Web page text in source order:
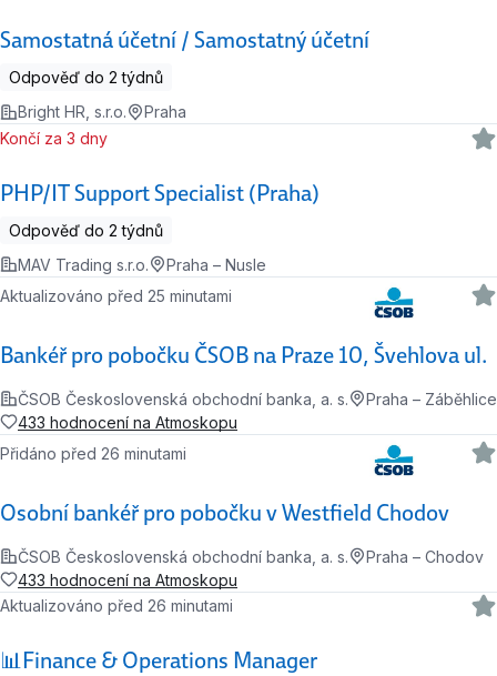
Samostatná účetní / Samostatný účetní
Odpověď do 2 týdnů
Bright HR, s.r.o.
Praha
PHP/IT Support Specialist (Praha)
Končí za 3 dny
Odpověď do 2 týdnů
MAV Trading s.r.o.
Praha – Nusle
Bankéř pro pobočku ČSOB na Praze 10, Švehlova ul.
Aktualizováno před 25 minutami
ČSOB Československá obchodní banka, a. s.
Praha – Záběhlice
433 hodnocení na Atmoskopu
Osobní bankéř pro pobočku v Westfield Chodov
Přidáno před 26 minutami
ČSOB Československá obchodní banka, a. s.
Praha – Chodov
433 hodnocení na Atmoskopu
📊Finance & Operations Manager
Aktualizováno před 26 minutami